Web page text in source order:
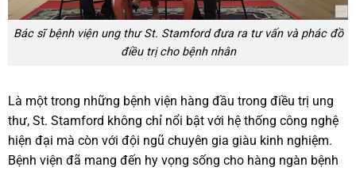
Bác sĩ bệnh viện ung thư St. Stamford đưa ra tư vấn và phác đồ
điều trị cho bệnh nhân
Là một trong những bệnh viện hàng đầu trong điều trị ung
thư, St. Stamford không chỉ nổi bật với hệ thống công nghệ
hiện đại mà còn với đội ngũ chuyên gia giàu kinh nghiệm.
Bệnh viện đã mang đến hy vọng sống cho hàng ngàn bệnh